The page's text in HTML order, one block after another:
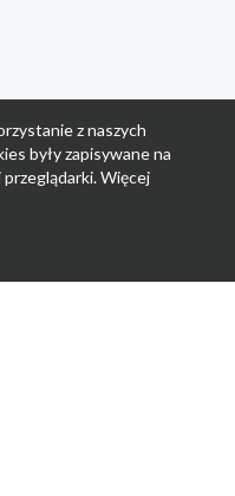
z naszych
były zapisywane na
Więcej